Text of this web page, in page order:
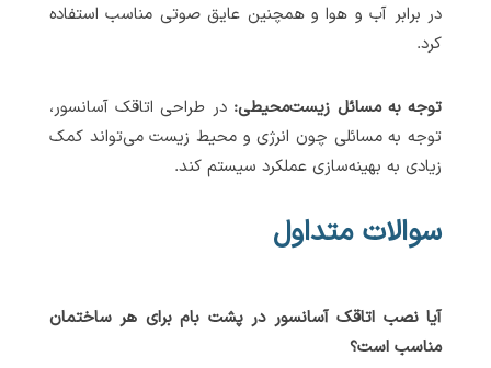
در برابر آب و هوا و همچنین عایق صوتی مناسب استفاده
کرد.
توجه به مسائل زیست‌محیطی: در طراحی اتاقک آسانسور،
توجه به مسائلی چون انرژی و محیط زیست می‌تواند کمک
زیادی به بهینه‌سازی عملکرد سیستم کند.
سوالات متداول
آیا نصب اتاقک آسانسور در پشت بام برای هر ساختمان
مناسب است؟